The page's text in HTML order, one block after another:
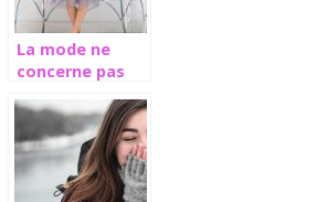
La mode ne
concerne pas
mais les touts
petits aussi